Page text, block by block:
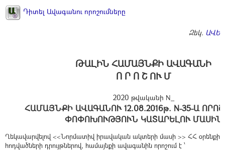
Դիտել Ավագանու որոշումները
Զեկ.
ԹԱԼԻՆ ՀԱՄԱՅՆՔԻ ԱՎԱԳԱՆԻ
Ո Ր Ո Շ ՈՒ Մ
2020 թվականի N_
ՀԱՄԱՅՆՔԻ ԱՎԱԳԱՆՈՒ 12.08.2016թ. N-35-Ա
ՓՈՓՈԽՈՒԹՅՈՒՆ ԿԱՏԱՐԵԼՈՒ ՄԱՍԻՆ
Ղեկավարվելով <<Նորմատիվ իրավական ակտերի մասի >> ՀՀ օրենքի
հոդվածների դրույթներով, համայնքի ավագանին որոշում է ՝